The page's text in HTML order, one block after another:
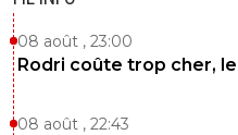
08 août , 23:00
Rodri coûte trop cher,
08 août , 22:43